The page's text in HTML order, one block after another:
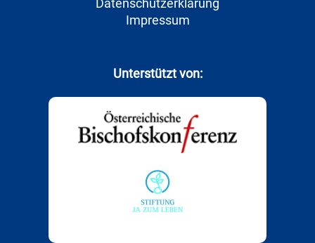
Datenschutzerklärung
Impressum
Unterstützt von: